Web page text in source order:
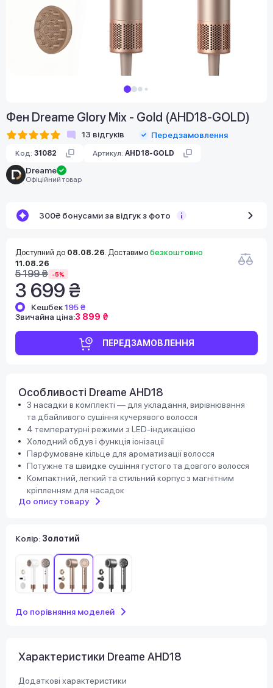
Фен Dreame Glory Mix - Gold (AHD18-GOLD)
13 відгуків Передзамовлення
Код: 31082 Артикул: AHD18-GOLD
Dreame
Офіційний товар
300₴ бонусами за відгук з фото
Доступний до 08.08.26 . Доставимо безкоштовно
11.08.26
5 199 ₴ -5%
3 699 ₴
ПЕРЕДЗАМОВЛЕННЯ
Кешбек195 ₴
Звичайна ціна:3 899 ₴
Особливості Dreame AHD18
3 насадки в комплекті — для укладання, вирівнювання
та дбайливого сушіння кучерявого волосся
4 температурні режими з LED-індикацією
Холодний обдув і функція іонізації
Парфумоване кільце для ароматизації волосся
Потужне та швидке сушіння густого та довгого волосся
Компактний, легкий та стильний корпус з магнітним
кріпленням для насадок
До опису товару
Колір: Золотий
До порівняння моделей
Характеристики Dreame AHD18
Додаткові характеристики